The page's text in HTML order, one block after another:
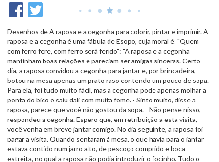
Desenhos de A raposa e a cegonha para colorir, pintar e imprimir. A
raposa e a cegonha é uma fábula de Esopo, cuja moral é: "Quem
com ferro fere, com ferro será ferido": "A raposa e a cegonha
mantinham boas relações e pareciam ser amigas sinceras. Certo
dia, a raposa convidou a cegonha para jantar e, por brincadeira,
botou na mesa apenas um prato raso contendo um pouco de sopa.
Para ela, foi tudo muito fácil, mas a cegonha pode apenas molhar a
ponta do bico e saiu dali com muita fome. - Sinto muito, disse a
raposa, parece que você não gostou da sopa. - Não pense nisso,
respondeu a cegonha. Espero que, em retribuição a esta visita,
você venha em breve jantar comigo. No dia seguinte, a raposa foi
pagar a visita. Quando sentaram à mesa, o que havia para o jantar
estava contido num jarro alto, de pescoço comprido e boca
estreita, no qual a raposa não podia introduzir o focinho. Tudo o